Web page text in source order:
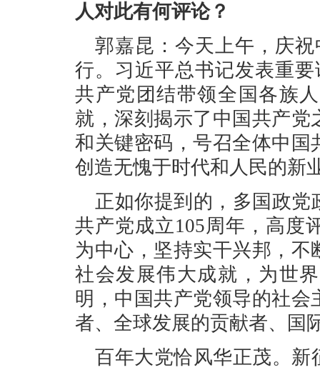
人对此有何评论？
郭嘉昆：今天上午，庆
行。习近平总书记发表重
共产党团结带领全国各族
就，深刻揭示了中国共产
和关键密码，号召全体中
创造无愧于时代和人民的新
正如你提到的，多国政
共产党成立105周年，高度
为中心，坚持实干兴邦，
社会发展伟大成就，为世
明，中国共产党领导的社
者、全球发展的贡献者、国
百年大党恰风华正茂。新